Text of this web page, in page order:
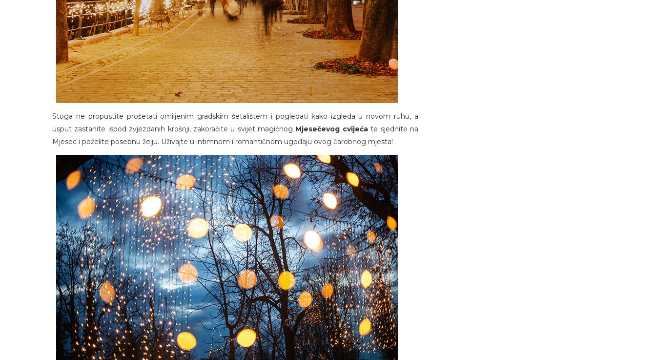
Stoga ne propustite prošetati omiljenim gradskim šetalištem i pogledati kako izgleda u novom ruhu, a
usput zastanite ispod zvjezdanih krošnji, zakoračite u svijet magičnog Mjesečevog cvijećate sjednite na
Mjesec i poželite posebnu želju. Uživajte u intimnom i romantičnom ugođaju ovog čarobnog mjesta!